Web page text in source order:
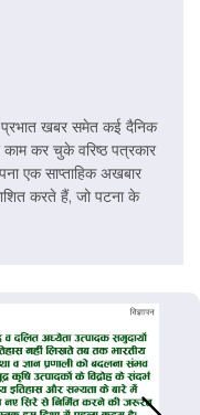
प्रभात खबर समेत कई दैनिक
काम कर चुके वरिष्ठ पत्रकार
एक साप्ताहिक अखबार
करते हैं, जो पटना के